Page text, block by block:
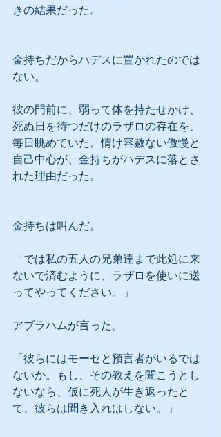
きの結果だった。
金持ちだからハデスに置かれたのでは
ない。
彼の門前に、弱って体を持たせかけ、
死ぬ日を待つだけのラザロの存在を、
毎日眺めていた。情け容赦ない傲慢と
自己中心が、金持ちがハデスに落とさ
れた理由だった。
金持ちは叫んだ。
「では私の五人の兄弟達まで此処に来
ないで済むように、ラザロを使いに送
ってやってください。」
アブラハムが言った。
「彼らにはモーセと預言者がいるでは
ないか。もし、その教えを聞こうとし
ないなら、仮に死人が生き返ったと
て、彼らは聞き入れはしない。」